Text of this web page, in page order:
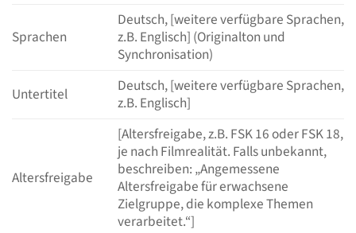
Sprachen
Deutsch, [weitere verfügbare Sprachen,
z.B. Englisch] (Originalton und
Synchronisation)
Untertitel
Deutsch, [weitere verfügbare Sprachen,
z.B. Englisch]
Altersfreigabe
[Altersfreigabe, z.B. FSK 16 oder FSK 18,
je nach Filmrealität. Falls unbekannt,
beschreiben: „Angemessene
Altersfreigabe für erwachsene
Zielgruppe, die komplexe Themen
verarbeitet.“]